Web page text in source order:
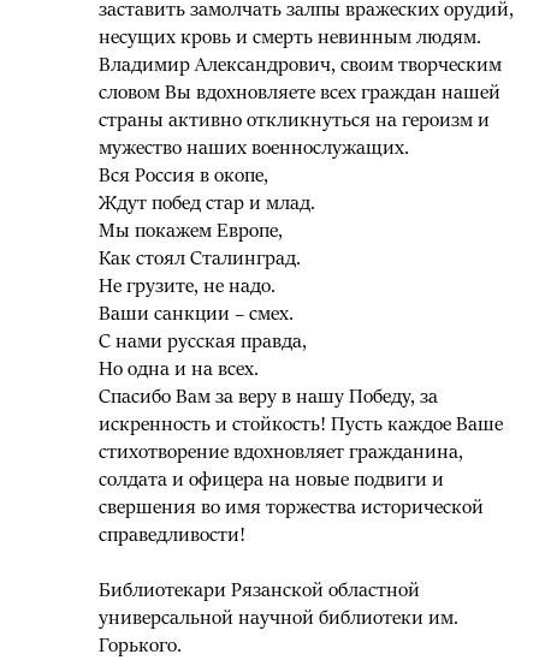
заставить замолчать залпы вражеских орудий,
несущих кровь и смерть невинным людям.
Владимир Александрович, своим творческим
словом Вы вдохновляете всех граждан нашей
страны активно откликнуться на героизм и
мужество наших военнослужащих.
Вся Россия в окопе,
Ждут побед стар и млад.
Мы покажем Европе,
Как стоял Сталинград.
Не грузите, не надо.
Ваши санкции – смех.
С нами русская правда,
Но одна и на всех.
Спасибо Вам за веру в нашу Победу, за
искренность и стойкость! Пусть каждое Ваше
стихотворение вдохновляет гражданина,
солдата и офицера на новые подвиги и
свершения во имя торжества исторической
справедливости!
Библиотекари Рязанской областной
универсальной научной библиотеки им.
Горького.